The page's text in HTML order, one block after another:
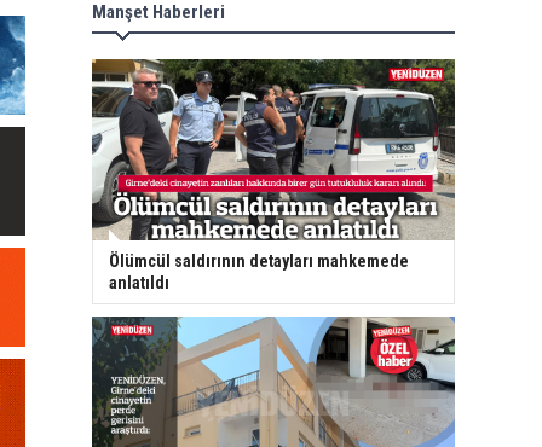
Manşet Haberleri
Ölümcül saldırının detayları mahkemede
anlatıldı